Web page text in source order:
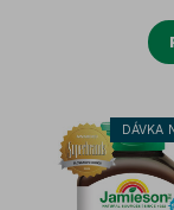
DÁVKA